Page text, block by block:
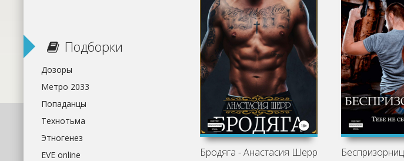
Бродяга - Анастасия Шерр
Подборки
Дозоры
Метро 2033
Попаданцы
Технотьма
Этногенез
EVE online